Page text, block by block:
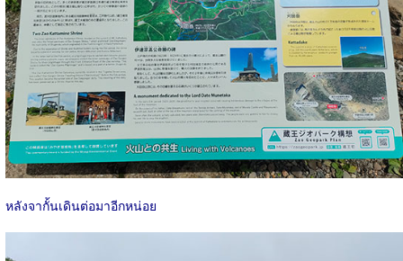
หลังจากั้นเดินต่อมาอีกหน่อย